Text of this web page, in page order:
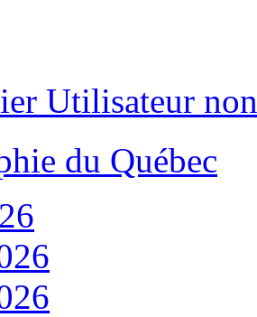
Utilisateur
du Québec